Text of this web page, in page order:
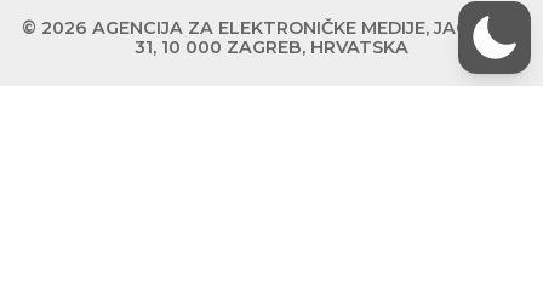
© 2026 AGENCIJA ZA ELEKTRONIČKE MEDIJE, JAGIĆEVA
31, 10 000 ZAGREB, HRVATSKA